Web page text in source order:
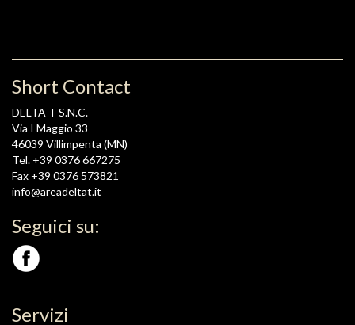
Short Contact
DELTA T S.N.C.
Via I Maggio 33
46039 Villimpenta (MN)
Tel. +39 0376 667275
Fax +39 0376 573821
info@areadeltat.it
Seguici su:
Servizi